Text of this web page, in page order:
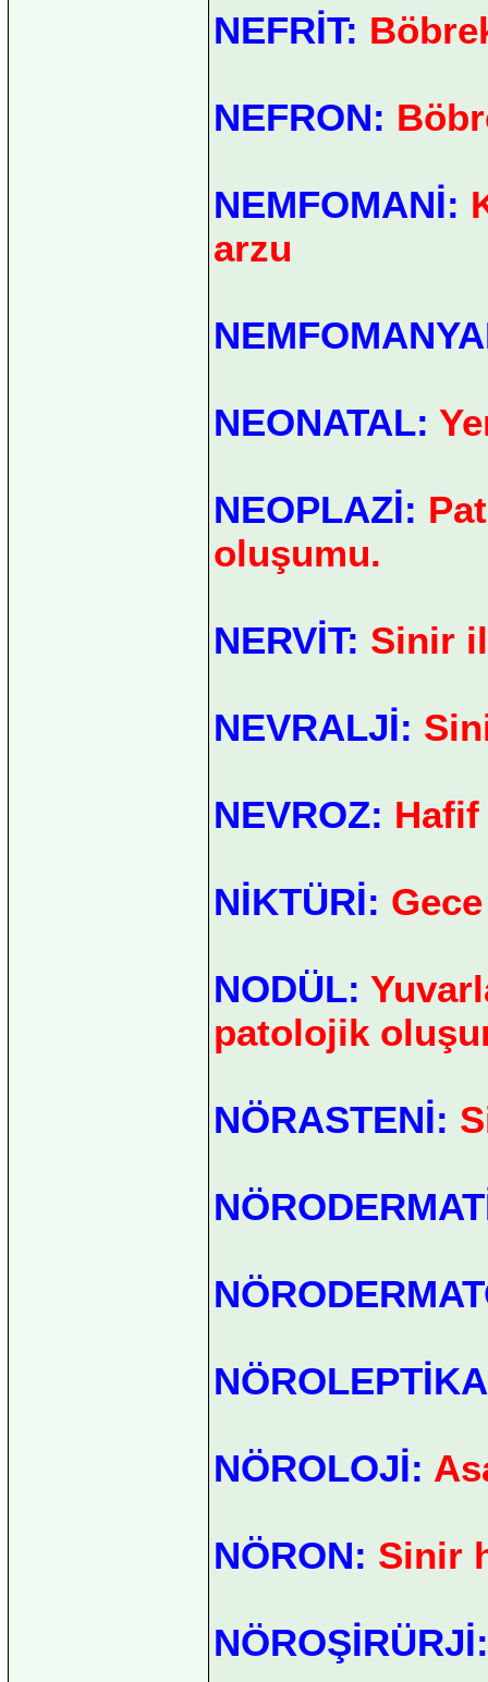
NEFRİT:
NEFRON:
NEMFOMANİ:
arzu
NEONATAL:
NEOPLAZİ:
oluşumu.
NERVİT: Sinir
NEVRALJİ:
NEVROZ: Hafif
NİKTÜRİ:
NODÜL:
patolojik
NÖRASTENİ:
NÖROLOJİ:
NÖRON: Sinir
NÖROŞİRÜRJİ: